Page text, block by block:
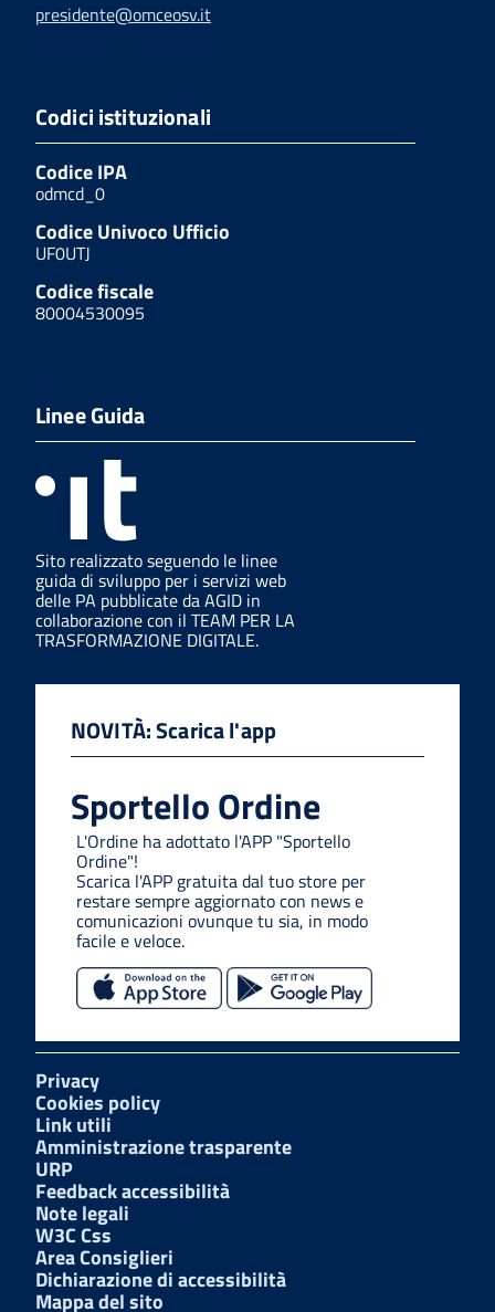
presidente@omceosv.it
Codici istituzionali
Codice IPA
odmcd_0
Codice Univoco Ufficio
UF0UTJ
Codice fiscale
80004530095
Linee Guida
Sito realizzato seguendo le linee
guida di sviluppo per i servizi web
delle PA pubblicate da AGID in
collaborazione con il TEAM PER LA
TRASFORMAZIONE DIGITALE.
NOVITÀ: Scarica l'app
Sportello Ordine
L'Ordine ha adottato l'APP "Sportello
Ordine"!
Scarica l'APP gratuita dal tuo store per
restare sempre aggiornato con news e
comunicazioni ovunque tu sia, in modo
facile e veloce.
Privacy
Cookies policy
Link utili
Amministrazione trasparente
URP
Feedback accessibilità
Note legali
W3C Css
Area Consiglieri
Dichiarazione di accessibilità
Mappa del sito